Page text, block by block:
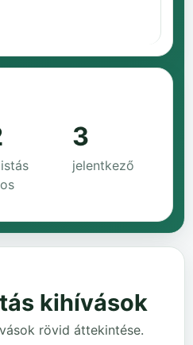
3
jelentkező
kihívások
rövid áttekintése.